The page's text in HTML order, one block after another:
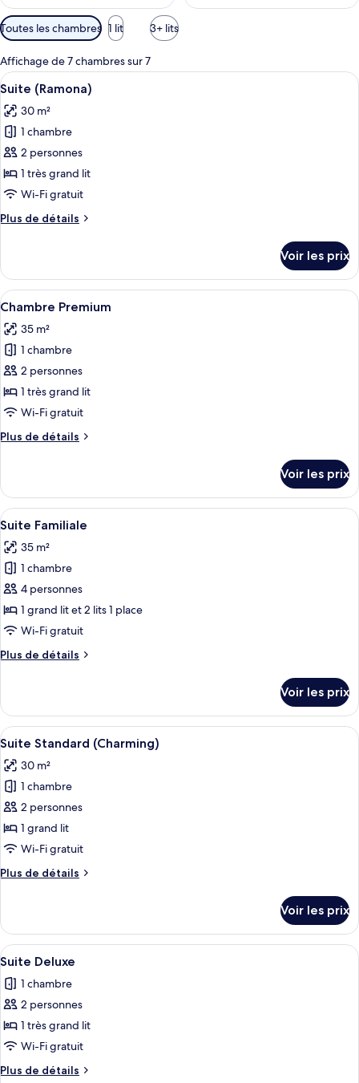
Filtres
disponibles
pour
les
chambres
Toutes les chambres 1 lit 3+ lits
Affichage de 7 chambres sur 7
Afficher
toutes
les
photos
pour
ce
type
chambre :
Une chambre moderne avec un
7
Suite (Ramona)
30 m²
1 chambre
2 personnes
1 très grand lit
Wi-Fi gratuit
Plus de détails
Plus
le
type
de
Suite
(Ramona)
Voir les prix
Afficher
toutes
les
photos
pour
ce
type
chambre :
Une chambre moderne avec un
8
Chambre Premium
35 m²
1 chambre
2 personnes
1 très grand lit
Wi-Fi gratuit
Plus de détails
Plus
le
type
de
Chambre
Premium
Voir les prix
Afficher
toutes
les
photos
pour
ce
type
chambre :
Une chambre moderne avec un
9
Suite Familiale
35 m²
1 chambre
4 personnes
1 grand lit et 2 lits 1 place
Wi-Fi gratuit
Plus de détails
Plus
le
type
de
Suite
Familiale
Voir les prix
Afficher
toutes
les
photos
pour
ce
type
chambre :
(Charming)
Une chambre moderne avec un lit,
6
Suite Standard (Charming)
30 m²
1 chambre
2 personnes
1 grand lit
Wi-Fi gratuit
Plus de détails
Plus
le
type
de
Suite
Standard
Voir les prix
Afficher
toutes
les
photos
pour
ce
type
Un espace bien-être comprenant
11
Suite Deluxe
1 chambre
2 personnes
1 très grand lit
Wi-Fi gratuit
Plus de détails
Plus